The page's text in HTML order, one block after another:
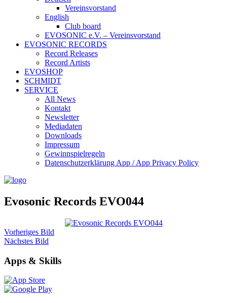
Vereinsvorstand
English
Club board
EVOSONIC e.V. ‒ Vereinsvorstand
EVOSONIC RECORDS
Record Releases
Record Artists
EVOSHOP
SCHMIDT
SERVICE
All News
Kontakt
Newsletter
Mediadaten
Downloads
Impressum
Gewinnspielregeln
Datenschutzerklärung App / App Privacy Policy
Evosonic Records EVO044
Vorheriges Bild
Nächstes Bild
Apps & Skills